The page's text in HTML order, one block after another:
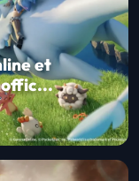
et
offic...